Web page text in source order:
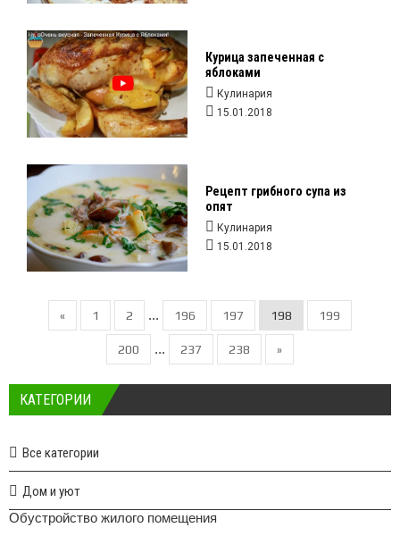
Курица запеченная с
яблоками
Кулинария
15.01.2018
Рецепт грибного супа из
опят
Кулинария
15.01.2018
« 1 2 ... 196 197 198 199
200 ... 237 238 »
КАТЕГОРИИ
Все категории
Дом и уют
Обустройство жилого помещения